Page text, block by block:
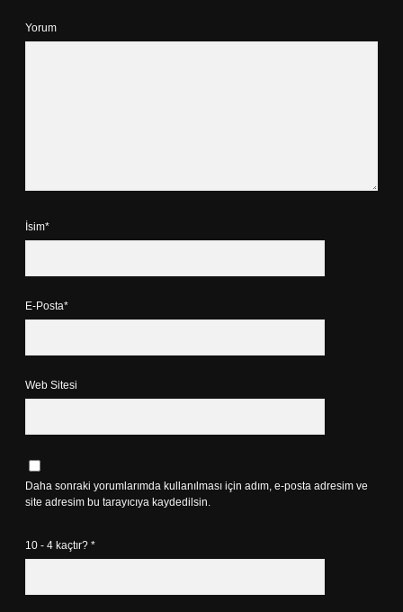
Yorum
İsim*
E-Posta*
Web Sitesi
Daha sonraki yorumlarımda kullanılması için adım, e-posta adresim ve
site adresim bu tarayıcıya kaydedilsin.
10 - 4 kaçtır? *